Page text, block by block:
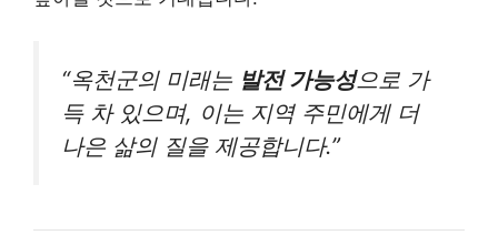
“옥천군의 미래는 발전 가능성으로 가
득 차 있으며, 이는 지역 주민에게 더
나은 삶의 질을 제공합니다.”